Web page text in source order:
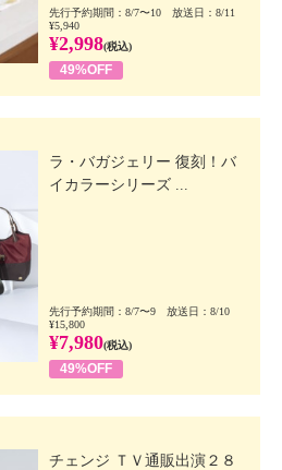
先行予約期間：8/7〜10 放送日：8/11
¥5,940
¥2,998(税込)
49%OFF
ラ・バガジェリー 復刻！バ
イカラーシリーズ ...
先行予約期間：8/7〜9 放送日：8/10
¥15,800
¥7,980(税込)
49%OFF
チェンジ ＴＶ通販出演２８